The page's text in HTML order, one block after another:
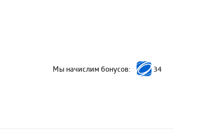
Мы начислим бонусов: 34